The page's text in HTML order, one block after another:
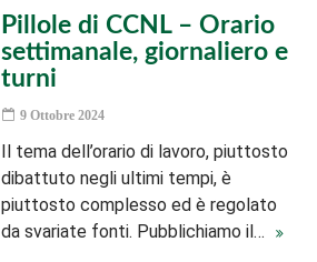
Pillole di CCNL – Orario
settimanale, giornaliero e
turni
9 Ottobre 2024
Il tema dell’orario di lavoro, piuttosto
dibattuto negli ultimi tempi, è
piuttosto complesso ed è regolato
da svariate fonti. Pubblichiamo il…